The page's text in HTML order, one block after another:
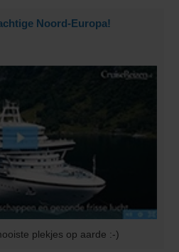
Noord-Europa!
plekjes op aarde :-)